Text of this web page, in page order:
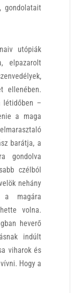
gondolatait
utópiák
elpazarolt
ellenében.
létidőben –
a maga
barátja, a
gondolva
czélból
nehány
magára
volna.
heverő
indúlt
viharok és
Hogy a